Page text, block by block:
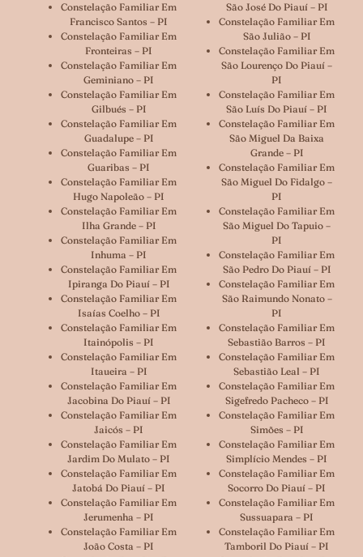
Constelação Familiar Em
Francisco Santos – PI
Constelação Familiar Em
Fronteiras – PI
Constelação Familiar Em
Geminiano – PI
Constelação Familiar Em
Gilbués – PI
Constelação Familiar Em
Guadalupe – PI
Constelação Familiar Em
Guaribas – PI
Constelação Familiar Em
Hugo Napoleão – PI
Constelação Familiar Em
Ilha Grande – PI
Constelação Familiar Em
Inhuma – PI
Constelação Familiar Em
Ipiranga Do Piauí – PI
Constelação Familiar Em
Isaías Coelho – PI
Constelação Familiar Em
Itainópolis – PI
Constelação Familiar Em
Itaueira – PI
Constelação Familiar Em
Jacobina Do Piauí – PI
Constelação Familiar Em
Jaicós – PI
Constelação Familiar Em
Jardim Do Mulato – PI
Constelação Familiar Em
Jatobá Do Piauí – PI
Constelação Familiar Em
Jerumenha – PI
Constelação Familiar Em
João Costa – PI
São José Do Piauí – PI
Constelação Familiar Em
São Julião – PI
Constelação Familiar Em
São Lourenço Do Piauí –
PI
Constelação Familiar Em
São Luís Do Piauí – PI
Constelação Familiar Em
São Miguel Da Baixa
Grande – PI
Constelação Familiar Em
São Miguel Do Fidalgo –
PI
Constelação Familiar Em
São Miguel Do Tapuio –
PI
Constelação Familiar Em
São Pedro Do Piauí – PI
Constelação Familiar Em
São Raimundo Nonato –
PI
Constelação Familiar Em
Sebastião Barros – PI
Constelação Familiar Em
Sebastião Leal – PI
Constelação Familiar Em
Sigefredo Pacheco – PI
Constelação Familiar Em
Simões – PI
Constelação Familiar Em
Simplício Mendes – PI
Constelação Familiar Em
Socorro Do Piauí – PI
Constelação Familiar Em
Sussuapara – PI
Constelação Familiar Em
Tamboril Do Piauí – PI